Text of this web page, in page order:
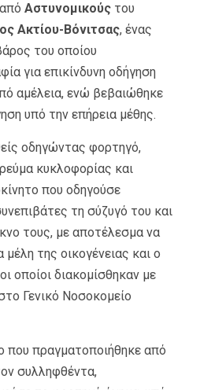
Αστυνομικούς του
Ακτίου-Βόνιτσας, ένας
του οποίου
για επικίνδυνη οδήγηση
αμέλεια, ενώ βεβαιώθηκε
υπό την επήρεια μέθης.
οδηγώντας φορτηγό,
κυκλοφορίας και
που οδηγούσε
τη σύζυγό του και
τους, με αποτέλεσμα να
της οικογένειας και ο
οποίοι διακομίσθηκαν με
Γενικό Νοσοκομείο
που πραγματοποιήθηκε από
συλληφθέντα,